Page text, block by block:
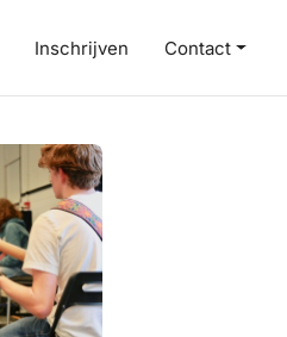
Inschrijven Contact